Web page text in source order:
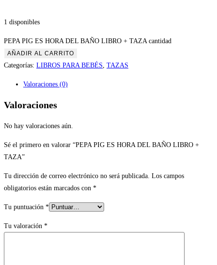
1 disponibles
PEPA PIG ES HORA DEL BAÑO LIBRO + TAZA cantidad
AÑADIR AL CARRITO
Categorías: LIBROS PARA BEBÉS TAZAS
Valoraciones (0)
Valoraciones
No hay valoraciones aún.
Sé el primero en valorar “PEPA PIG ES HORA DEL BAÑO LIBRO +
TAZA”
Tu dirección de correo electrónico no será publicada. Los campos
obligatorios están marcados con *
Tu puntuación *
Tu valoración *